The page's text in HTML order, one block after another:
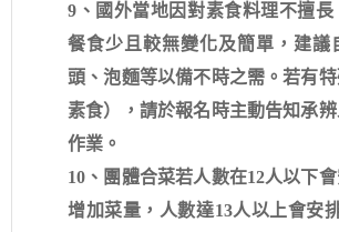
9、國外當地因對素食料理不擅
餐食少且較無變化及簡單，建議
頭、泡麵等以備不時之需。若有
素食），請於報名時主動告知承
作業。
10、團體合菜若人數在12人以下
增加菜量，人數達13人以上會安